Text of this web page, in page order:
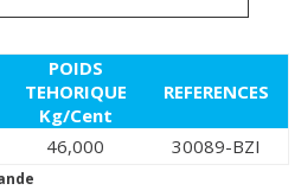
POIDS
TEHORIQUE
Kg/Cent
REFERENCES
46,000 30089-BZI